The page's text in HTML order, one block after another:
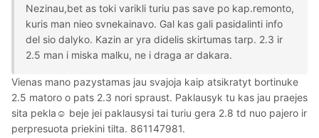
Nezinau,bet as toki varikli turiu pas save po kap.remonto,
kuris man nieo svnekainavo. Gal kas gali pasidalinti info
del sio dalyko. Kazin ar yra didelis skirtumas tarp. 2.3 ir
2.5 man i miska malku, ne i draga ar dakara.
Vienas mano pazystamas jau svajoja kaip atsikratyt bortinuke
2.5 matoro o pats 2.3 nori spraust. Paklausyk tu kas jau praejes
sita pekla☺ beje jei paklausysi tai turiu gera 2.8 td nuo pajero ir
perpresuota priekini tilta. 861147981.